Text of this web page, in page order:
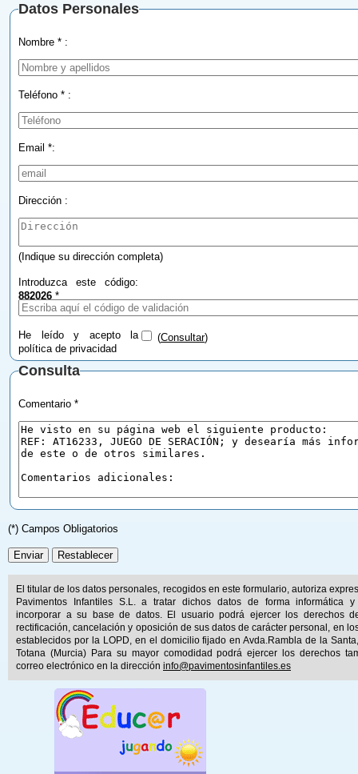
Datos Personales
Nombre * :
Teléfono * :
Email *:
Dirección :
(Indique su dirección completa)
Introduzca este código:
882026 *
He leído y acepto la
política de privacidad
(Consultar)
Consulta
Comentario *
(*) Campos Obligatorios
El titular de los datos personales, recogidos en este formulario, autoriza
Pavimentos Infantiles S.L. a tratar dichos datos de forma informática y
incorporar a su base de datos. El usuario podrá ejercer los derechos
rectificación, cancelación y oposición de sus datos de carácter personal, en
establecidos por la LOPD, en el domicilio fijado en Avda.Rambla de la
Totana (Murcia) Para su mayor comodidad podrá ejercer los derechos
correo electrónico en la dirección info@pavimentosinfantiles.es